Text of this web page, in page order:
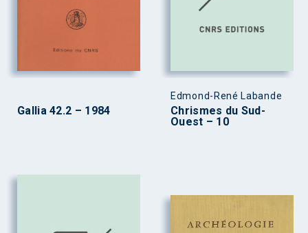
Gallia 42.2 – 1984
Edmond-René Labande
Chrismes du Sud-
Ouest – 10